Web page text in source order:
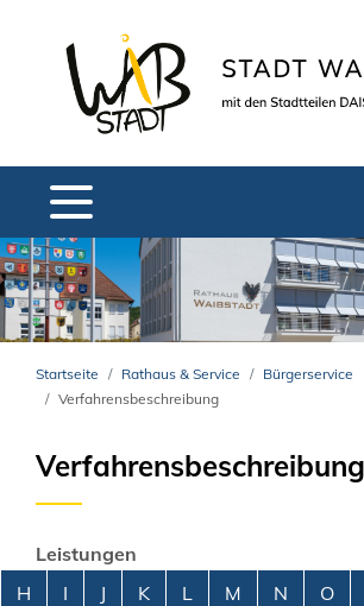
Startseite Rathaus & Service
Bürgerservice
Verfahrensbeschreibung
Verfahrensbeschreibung
Leistungen
Alphabetisches Register
H I J K L M N O